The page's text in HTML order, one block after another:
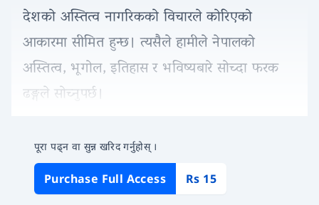
देशको अस्तित्व नागरिकको विचारले कोरिएको
आकारमा सीमित हुन्छ। त्यसैले हामीले नेपालको
अस्तित्व, भूगोल, इतिहास र भविष्यबारे सोच्दा फरक
ढङ्गले सोच्नुपर्छ।
पूरा पढ्न वा सुन्न खरिद गर्नुहोस् ।
Purchase Full Access Rs 15